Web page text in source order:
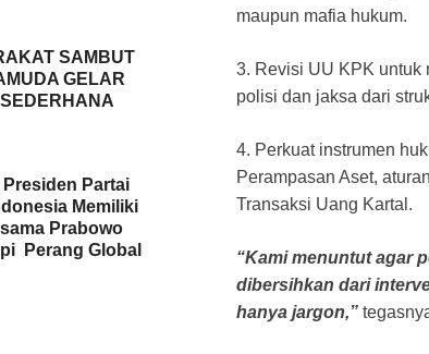
maupun mafia hukum.
3. Revisi UU KPK untuk
polisi dan jaksa dari
4. Perkuat instrumen
Perampasan Aset,
Transaksi Uang Kartal.
“Kami menuntut agar
dibersihkan dari
hanya jargon,”
SAMBUT
GELAR
Partai
Memiliki
Prabowo
Perang Global